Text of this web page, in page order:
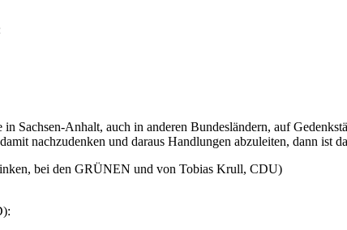
Sachsen-Anhalt, auch in anderen Bundesländern, auf
nachzudenken und daraus Handlungen abzuleiten, dann
bei den GRÜNEN und von Tobias Krull, CDU)